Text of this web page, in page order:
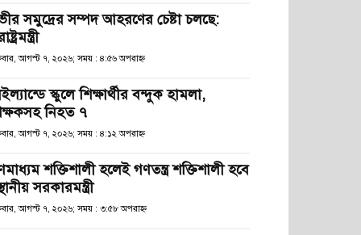
সমুদ্রের সম্পদ আহরণের চেষ্টা চলছে:
আগস্ট ৭, ২০২৬; সময় : ৪:৫৬ অপরাহ্ণ
স্কুলে শিক্ষার্থীর বন্দুক হামলা,
নিহত ৭
আগস্ট ৭, ২০২৬; সময় : ৪:১২ অপরাহ্ণ
শক্তিশালী হলেই গণতন্ত্র শক্তিশালী হবে
সরকারমন্ত্রী
আগস্ট ৭, ২০২৬; সময় : ৩:৫৮ অপরাহ্ণ